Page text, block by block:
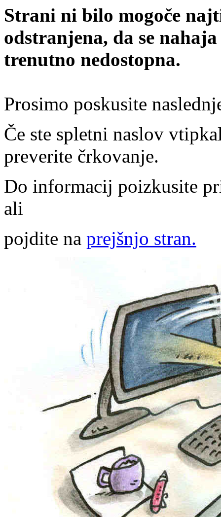
Strani ni bilo mogoče
odstranjena, da se
trenutno nedostopna.
Prosimo poskusite
Če ste spletni naslov
preverite črkovanje.
Do informacij poizkusite
ali
pojdite na prejšnjo stran.